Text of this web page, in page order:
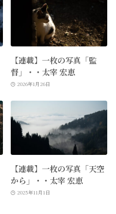
【連載】一枚の写真「監
督」・・太宰 宏恵
2026年1月26日
【連載】一枚の写真「天空
から」・・太宰 宏恵
2025年11月1日